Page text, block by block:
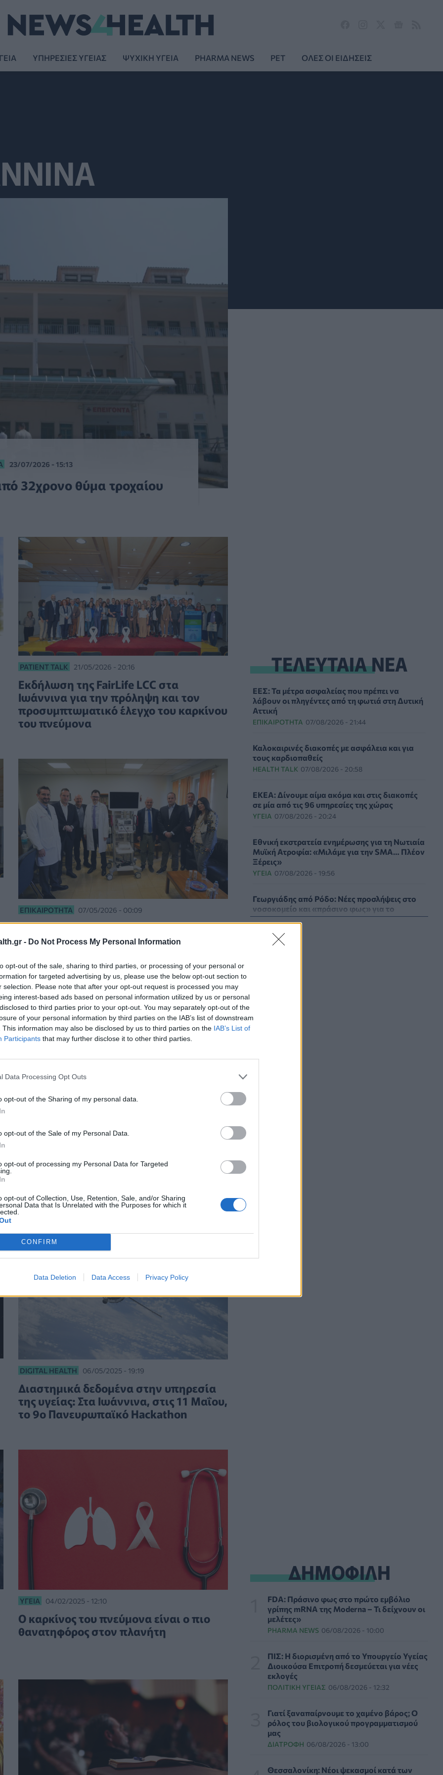
- Do Not Process My Personal Information
opt-out of the sale, sharing to third parties, or processing of your personal or
for targeted advertising by us, please use the below opt-out section to
selection. Please note that after your opt-out request is processed you may
interest-based ads based on personal information utilized by us or personal
to third parties prior to your opt-out. You may separately opt-out of the
of your personal information by third parties on the IAB’s list of downstream
This information may also be disclosed by us to third parties on the IAB’s List of
Participants that may further disclose it to other third parties.
Data Processing Opt Outs
opt-out of the Sharing of my personal data.
opt-out of the Sale of my Personal Data.
opt-out of processing my Personal Data for Targeted
opt-out of Collection, Use, Retention, Sale, and/or Sharing
Data that Is Unrelated with the Purposes for which it
CONFIRM
Data Deletion Data Access Privacy Policy
ΥΠΗΡΕΣΙΕΣ ΥΓΕΙΑΣ ΨΥΧΙΚΗ ΥΓΕΙΑ PHARMA NEWS PET ΟΛΕΣ ΟΙ ΕΙΔΗΣΕΙΣ
23/07/2026 - 15:13
32χρονο θύμα τροχαίου
PATIENT TALK 21/05/2026 - 20:16
Εκδήλωση της FairLife LCC στα
Ιωάννινα για την πρόληψη και τον
προσυμπτωματικό έλεγχο του καρκίνου
του πνεύμονα
ΕΠΙΚΑΙΡΌΤΗΤΑ 07/05/2026 - 00:09
Δωρεά ιατροτεχνολογικού εξοπλισμού
στο Πανεπιστημιακό Νοσοκομείο
20/10/2025 - 12:42
Πατέρας δώρισε νεφρό στον γιο του -
Στο Πανεπιστημιακό Νοσοκομείο
DIGITAL HEALTH 06/05/2025 - 19:19
Διαστημικά δεδομένα στην υπηρεσία
της υγείας: Στα Ιωάννινα, στις 11 Μαΐου,
το 9ο Πανευρωπαϊκό Hackathon
ΥΓΕΊΑ 04/02/2025 - 12:10
Ο καρκίνος του πνεύμονα είναι ο πιο
θανατηφόρος στον πλανήτη
ΤΕΛΕΥΤΑΙΑ ΝΕΑ
ΕΕΣ: Τα μέτρα ασφαλείας που πρέπει να
λάβουν οι πληγέντες από τη φωτιά στη Δυτική
Αττική
ΕΠΙΚΑΙΡΌΤΗΤΑ 07/08/2026 - 21:44
Καλοκαιρινές διακοπές με ασφάλεια και για
τους καρδιοπαθείς
HEALTH TALK 07/08/2026 - 20:58
ΕΚΕΑ: Δίνουμε αίμα ακόμα και στις διακοπές
σε μία από τις 96 υπηρεσίες της χώρας
ΥΓΕΊΑ 07/08/2026 - 20:24
Εθνική εκστρατεία ενημέρωσης για τη Νωτιαία
Μυϊκή Ατροφία: «Μιλάμε για την SMA… Πλέον
Ξέρεις»
ΥΓΕΊΑ 07/08/2026 - 19:56
Γεωργιάδης από Ρόδο: Νέες προσλήψεις στο
νοσοκομείο και «πράσινο φως» για το
ακτινοθεραπευτικό κέντρο
Spider-Man για την απώλεια και το πένθος
Επιπλέον πόροι 12,5 εκατ. ευρώ στις
Νείλου
εργαζομένους
ΥΠΗΡΕΣΊΕΣ ΥΓΕΊΑΣ 07/08/2026 - 13:00
Βασιλακόπουλος για ιό Δυτικού Νείλου: Στο
«κόκκινο» η Αττική – Τι πρέπει να προσέχουν
οι παραθεριστές
Γλοιοβλάστωμα: Νέο «παράθυρο» για πιο
αποτελεσματική χημειοθεραπεία μετά το
χειρουργείο
ΛΔ Κονγκό: Πάνω από 4.000 τα
επιβεβαιωμένα κρούσματα Έμπολα
ΥΓΕΊΑ 07/08/2026 - 10:30
Τεχνητή νοημοσύνη σχεδίασε για πρώτη φορά
ΔΗΜΟΦΙΛΗ
FDA: Πράσινο φως στο πρώτο εμβόλιο
γρίπης mRNA της Moderna – Τι δείχνουν οι
μελέτες»
PHARMA NEWS 06/08/2026 - 10:00
ΠΙΣ: Η διορισμένη από το Υπουργείο Υγείας
Διοικούσα Επιτροπή δεσμεύεται για νέες
εκλογές
ΠΟΛΙΤΙΚΉ ΥΓΕΊΑΣ 06/08/2026 - 12:32
Γιατί ξαναπαίρνουμε το χαμένο βάρος; Ο
ρόλος του βιολογικού προγραμματισμού
μας
ΔΙΑΤΡΟΦΉ 06/08/2026 - 13:00
Θεσσαλονίκη: Νέοι ψεκασμοί κατά των